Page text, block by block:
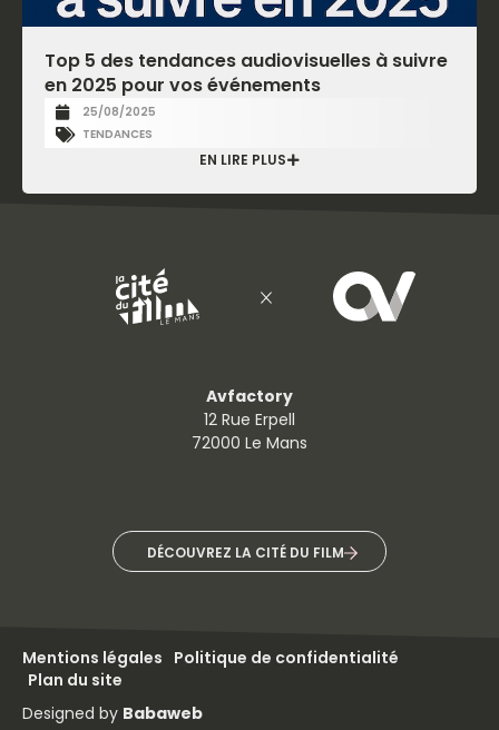
Top 5 des tendances audiovisuelles à suivre
en 2025 pour vos événements
25/08/2025
TENDANCES
EN LIRE PLUS
Avfactory
12 Rue Erpell
72000 Le Mans
DÉCOUVREZ LA CITÉ DU FILM
Mentions légales Politique de confidentialité
Plan du site
Designed by Babaweb